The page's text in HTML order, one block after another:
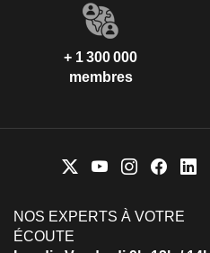
+ 1 300 000
membres
NOS EXPERTS À VOTRE
ÉCOUTE